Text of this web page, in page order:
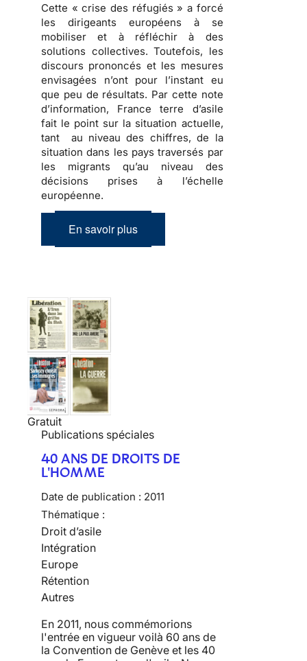
Cette « crise des réfugiés » a forcé
les dirigeants européens à se
mobiliser et à réfléchir à des
solutions collectives. Toutefois, les
discours prononcés et les mesures
envisagées n’ont pour l’instant eu
que peu de résultats. Par cette note
d’information, France terre d’asile
fait le point sur la situation actuelle,
tant au niveau des chiffres, de la
situation dans les pays traversés par
les migrants qu’au niveau des
décisions prises à l’échelle
européenne.
En savoir plus
Gratuit
Publications spéciales
40 ANS DE DROITS DE
L'HOMME
Date de publication : 2011
Thématique :
Droit d’asile
Intégration
Europe
Rétention
Autres
En 2011, nous commémorions
l'entrée en vigueur voilà 60 ans de
la Convention de Genève et les 40